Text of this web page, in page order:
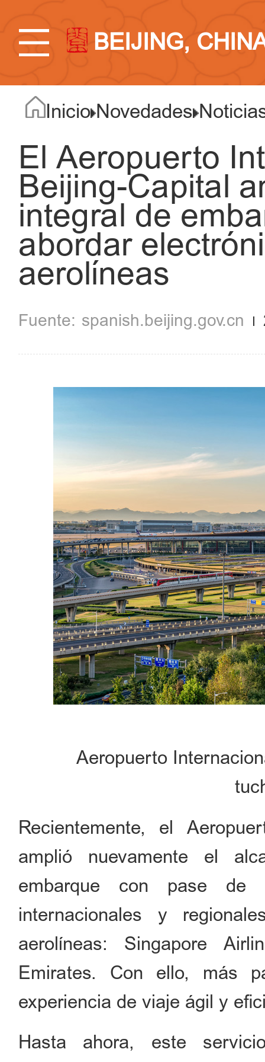
BEIJING,
Inicio Novedades
El Aeropuerto
Beijing-Capital
integral de
abordar
aerolíneas
spanish.beijing.gov.cn
Aeropuerto
Recientemente, el
amplió nuevamente el
embarque con pase de
internacionales y
aerolíneas: Singapore
Emirates. Con ello, más
experiencia de viaje ágil y
Hasta ahora, este